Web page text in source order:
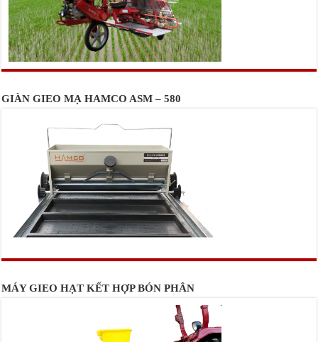
GIÀN GIEO MẠ HAMCO ASM – 580
MÁY GIEO HẠT KẾT HỢP BÓN PHÂN